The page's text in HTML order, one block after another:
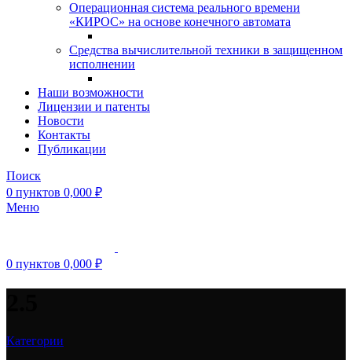
Операционная система реального времени
«КИРОС» на основе конечного автомата
Средства вычислительной техники в защищенном
исполнении
Наши возможности
Лицензии и патенты
Новости
Контакты
Публикации
Поиск
0 пунктов 0,000 ₽
Меню
0 пунктов 0,000 ₽
Категории